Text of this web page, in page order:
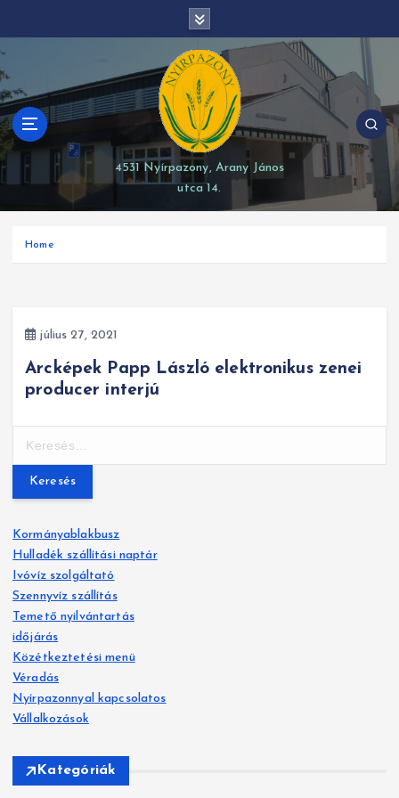
i
p
t
o
c
o
e
4531 Nyírpazony, Arany János
utca 14.
Home
július 27, 2021
Arcképek Papp László elektronikus zenei
producer interjú
e
é
s
:
Kormányablakbusz
Hulladék szállítási naptár
Ivóvíz szolgáltató
Szennyvíz szállítás
Temető nyilvántartás
időjárás
Közétkeztetési menü
Véradás
Nyírpazonnyal kapcsolatos
Vállalkozások
Kategóriák
modal-check